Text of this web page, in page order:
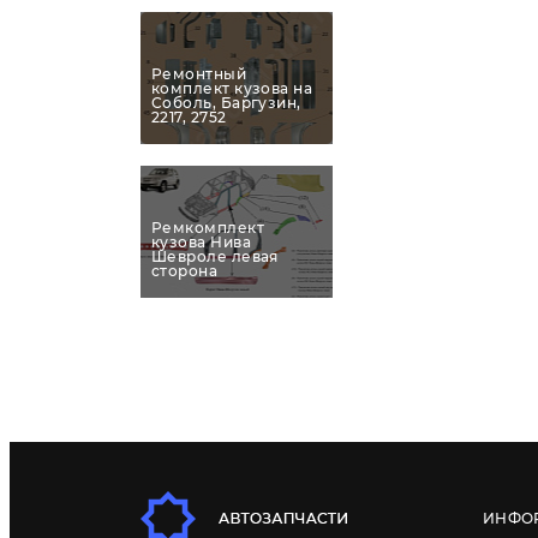
Ремонтный
комплект кузова на
Соболь, Баргузин,
2217, 2752
Ремкомплект
кузова Нива
Шевроле левая
сторона